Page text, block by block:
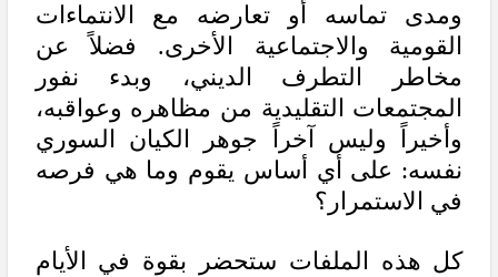
ومدى تماسه أو تعارضه مع الانتماءات
القومية والاجتماعية الأخرى. فضلاً عن
مخاطر التطرف الديني، وبدء نفور
المجتمعات التقليدية من مظاهره وعواقبه،
وأخيراً وليس آخراً جوهر الكيان السوري
نفسه: على أي أساس يقوم وما هي فرصه
في الاستمرار؟
كل هذه الملفات ستحضر بقوة في الأيام